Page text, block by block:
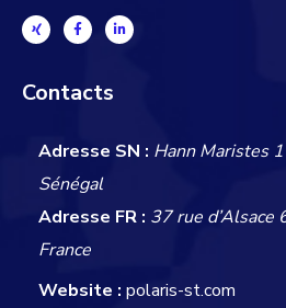
Contacts
Adresse SN : Hann Maristes
Sénégal
Adresse FR : 37 rue
France
Website : polaris-st.com